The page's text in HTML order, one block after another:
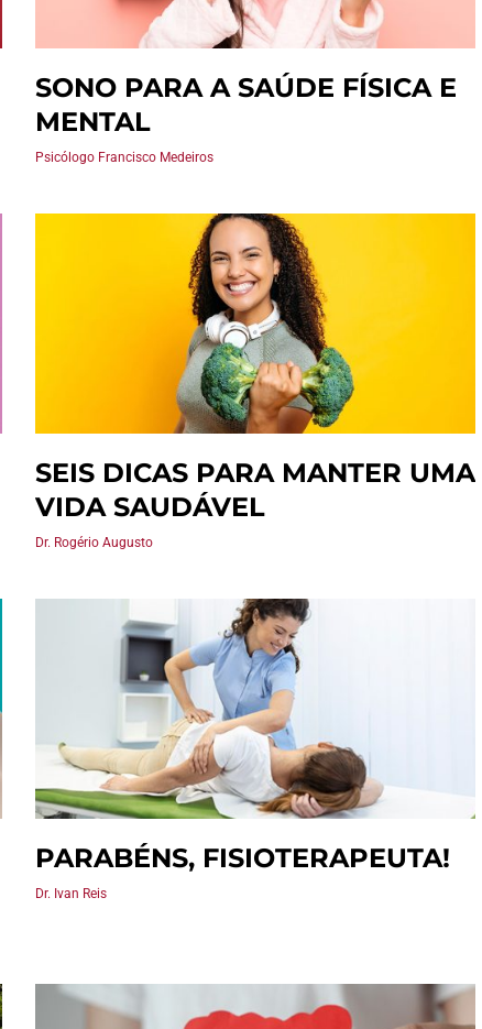
SONO PARA A SAÚDE FÍSICA E
MENTAL
Psicólogo Francisco Medeiros
SEIS DICAS PARA MANTER UMA
VIDA SAUDÁVEL
Dr. Rogério Augusto
PARABÉNS, FISIOTERAPEUTA!
Dr. Ivan Reis